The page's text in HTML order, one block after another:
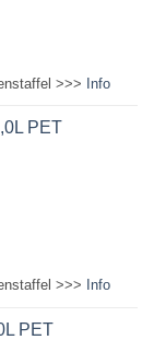
>>> Info
PET
>>> Info
PET